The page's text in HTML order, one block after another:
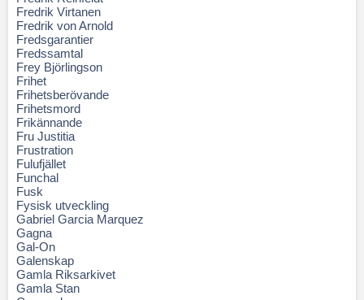
Fredrik Virtanen
Fredrik von Arnold
Fredsgarantier
Fredssamtal
Frey Björlingson
Frihet
Frihetsberövande
Frihetsmord
Frikännande
Fru Justitia
Frustration
Fulufjället
Funchal
Fusk
Fysisk utveckling
Gabriel Garcia Marquez
Gagna
Gal-On
Galenskap
Gamla Riksarkivet
Gamla Stan